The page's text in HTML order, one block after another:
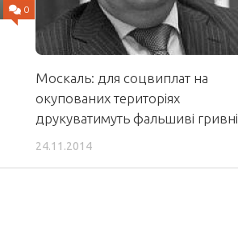
0
Москаль: для соцвиплат на
окупованих територіях
друкуватимуть фальшиві гривні
24.11.2014